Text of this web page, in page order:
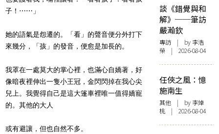
子！ ⋯⋯ 」
她的語氣是怨遷的。「看」的聲音便分外打下
來幾分，「孩」的發音，便愈是加長的。
我罩在一處莫大的掌心裡，也滿心自嬌著，好
像暗夜裡伸出一隻小王冠，金閃閃掉在我心尖
兒上。我覺得自己是這大篷車裡唯一值得嬌寵
的。其他的大人
或有避讓，但也自然不多。
談《錯覺與和
解》──筆訪
嚴瀚欽
專訪 | by 李浩
榮 | 2026-08-04
任俠之風：憶
施南生
其他 | by 李焯
桃 | 2026-08-04